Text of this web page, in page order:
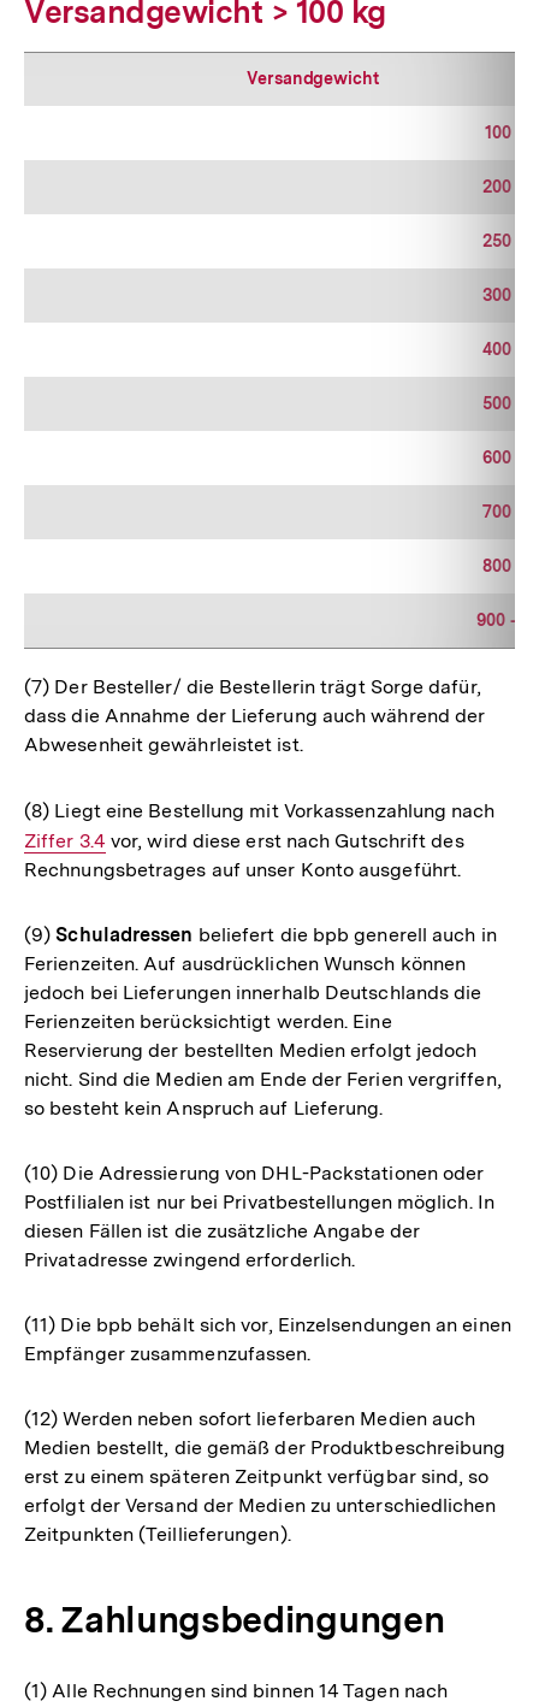
Versandgewicht > 100 kg
Versandgewicht
100 –
200 –
250 –
300 –
400 –
500 –
600 –
700 –
800 –
900 –
(7) Der Besteller/ die Bestellerin trägt Sorge dafür,
dass die Annahme der Lieferung auch während der
Abwesenheit gewährleistet ist.
(8) Liegt eine Bestellung mit Vorkassenzahlung nach
Ziffer 3.4 vor, wird diese erst nach Gutschrift des
Rechnungsbetrages auf unser Konto ausgeführt.
(9)Schuladressen beliefert die bpb generell auch in
Ferienzeiten. Auf ausdrücklichen Wunsch können
jedoch bei Lieferungen innerhalb Deutschlands die
Ferienzeiten berücksichtigt werden. Eine
Reservierung der bestellten Medien erfolgt jedoch
nicht. Sind die Medien am Ende der Ferien vergriffen,
so besteht kein Anspruch auf Lieferung.
(10) Die Adressierung von DHL-Packstationen oder
Postfilialen ist nur bei Privatbestellungen möglich. In
diesen Fällen ist die zusätzliche Angabe der
Privatadresse zwingend erforderlich.
(11) Die bpb behält sich vor, Einzelsendungen an einen
Empfänger zusammenzufassen.
(12) Werden neben sofort lieferbaren Medien auch
Medien bestellt, die gemäß der Produktbeschreibung
erst zu einem späteren Zeitpunkt verfügbar sind, so
erfolgt der Versand der Medien zu unterschiedlichen
Zeitpunkten (Teillieferungen).
8. Zahlungsbedingungen
(1) Alle Rechnungen sind binnen 14 Tagen nach